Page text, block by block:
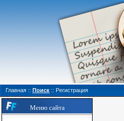
Главная :: Поиск :: Регистрация
Меню сайта